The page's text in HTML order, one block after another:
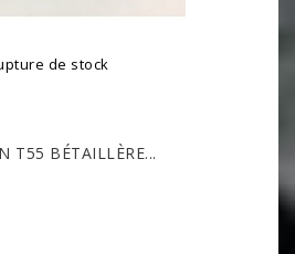
de stock
T55 BÉTAILLÈRE...